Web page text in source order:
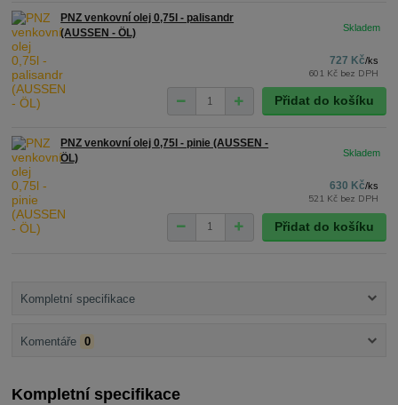
PNZ venkovní olej 0,75l - palisandr
(AUSSEN - ÖL)
727 Kč/ks
601 Kč bez DPH
Přidat do košíku
PNZ venkovní olej 0,75l - pinie (AUSSEN -
ÖL)
630 Kč/ks
521 Kč bez DPH
Přidat do košíku
Kompletní specifikace
Komentáře 0
Kompletní specifikace